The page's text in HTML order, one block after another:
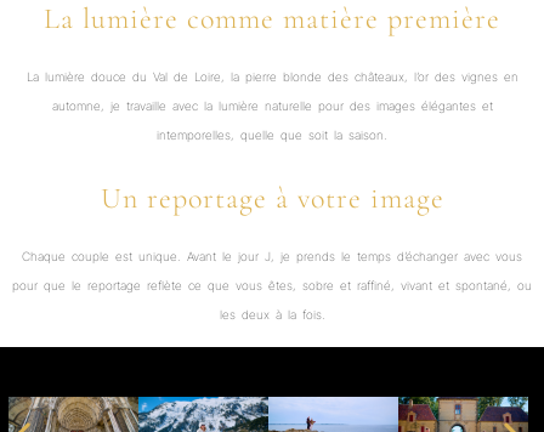
La lumière comme matière première
La lumière douce du Val de Loire, la pierre blonde des châteaux, l’or des vignes en
automne, je travaille avec la lumière naturelle pour des images élégantes et
intemporelles, quelle que soit la saison.
Un reportage à votre image
Chaque couple est unique. Avant le jour J, je prends le temps d’échanger avec vous
pour que le reportage reflète ce que vous êtes, sobre et raffiné, vivant et spontané, ou
les deux à la fois.